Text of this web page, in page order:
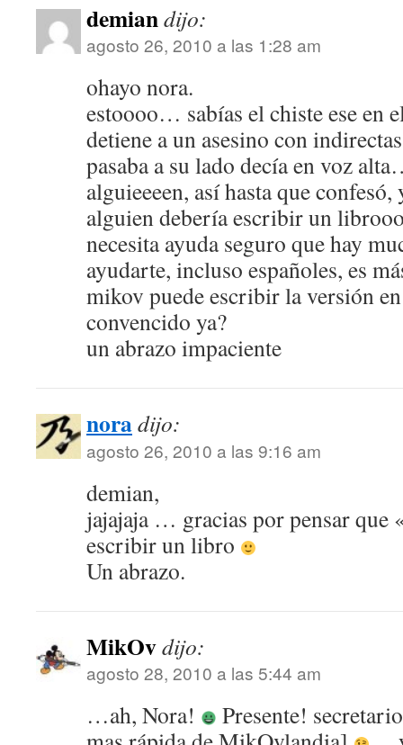
demiandijo:
agosto 26, 2010 a las 1:28 am
ohayo nora.
estoooo… sabías el chiste ese en
detiene a un asesino con
pasaba a su lado decía en voz
alguieeeen, así hasta que
alguien debería escribir un
necesita ayuda seguro que hay
ayudarte, incluso españoles, es
mikov puede escribir la versión
convencido ya?
un abrazo impaciente
noradijo:
agosto 26, 2010 a las 9:16 am
demian,
jajajaja … gracias por pensar que
escribir un libro
Un abrazo.
MikOvdijo:
agosto 28, 2010 a las 5:44 am
…ah, Nora!
Presente!